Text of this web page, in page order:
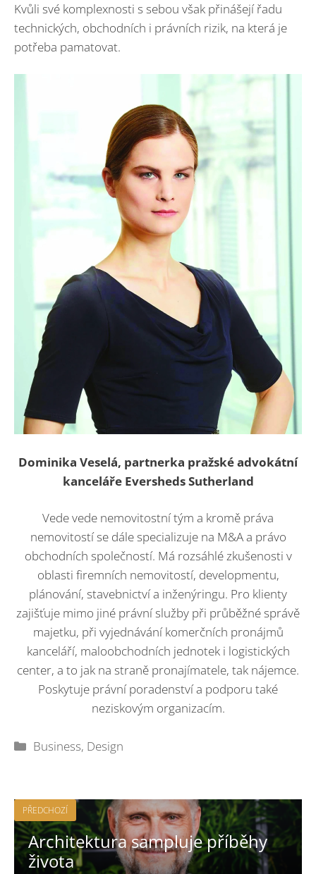
Kvůli své komplexnosti s sebou však přinášejí řadu
technických, obchodních i právních rizik, na která je
potřeba pamatovat.
Dominika Veselá, partnerka pražské advokátní
kanceláře Eversheds Sutherland
Vede vede nemovitostní tým a kromě práva
nemovitostí se dále specializuje na M&A a právo
obchodních společností. Má rozsáhlé zkušenosti v
oblasti firemních nemovitostí, developmentu,
plánování, stavebnictví a inženýringu. Pro klienty
zajišťuje mimo jiné právní služby při průběžné správě
majetku, při vyjednávání komerčních pronájmů
kanceláří, maloobchodních jednotek i logistických
center, a to jak na straně pronajímatele, tak nájemce.
Poskytuje právní poradenství a podporu také
neziskovým organizacím.
Rubriky
Business, Design
PŘEDCHOZÍ
Architektura sampluje příběhy
života